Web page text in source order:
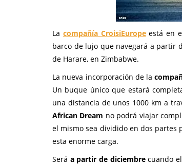
La compañía CroisiEuropeestá en
barco de lujo que navegará a partir
de Harare, en Zimbabwe.
La nueva incorporación de la
Un buque único que estará
una distancia de unos 1000 km a
African Dream no podrá viajar
el mismo sea dividido en dos
esta enorme carga.
Será a partir de diciembrecuando